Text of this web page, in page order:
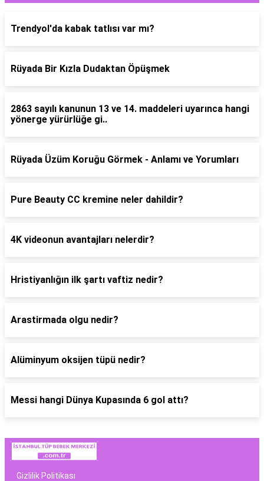
Trendyol'da kabak tatlısı var mı?
Rüyada Bir Kızla Dudaktan Öpüşmek
2863 sayılı kanunun 13 ve 14. maddeleri uyarınca hangi
yönerge yürürlüğe gi..
Rüyada Üzüm Koruğu Görmek - Anlamı ve Yorumları
Pure Beauty CC kremine neler dahildir?
4K videonun avantajları nelerdir?
Hristiyanlığın ilk şartı vaftiz nedir?
Arastirmada olgu nedir?
Alüminyum oksijen tüpü nedir?
Messi hangi Dünya Kupasında 6 gol attı?
Gizlilik Politikası